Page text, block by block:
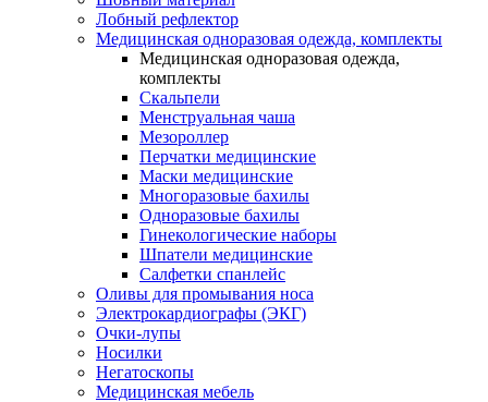
Лобный рефлектор
Медицинская одноразовая одежда, комплекты
Медицинская одноразовая одежда,
комплекты
Скальпели
Менструальная чаша
Мезороллер
Перчатки медицинские
Маски медицинские
Многоразовые бахилы
Одноразовые бахилы
Гинекологические наборы
Шпатели медицинские
Салфетки спанлейс
Оливы для промывания носа
Электрокардиографы (ЭКГ)
Очки-лупы
Носилки
Негатоскопы
Медицинская мебель